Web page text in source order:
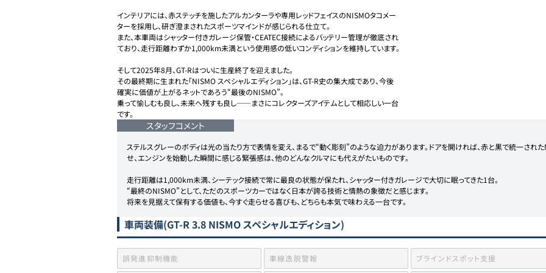
インテリアには、赤ステッチを施したアルカンターラや専用レッドフェイスのNISMOタコメー
ターを採用し、研ぎ澄まされたスポーツマインドが感じられる仕立て。
また、本車両はシャッター付きガレージ保管・CEATEC接続によるバッテリー管理が徹底され
ており、走行距離わずか1,000km未満という使用感の低いコンディションを維持しています。
そして2025年8月、GT-Rはついに生産終了を迎えました。
その最終期に生まれた「NISMO スペシャルエディション」は、GT-R史の集大成であり、今後
確実に価値が上がるネットであろう“最後のNISMO”。
乗って愉しむも良し、未来へ残すも良し——まさにコレクターズアイテムとして相応しい一台
です。
スタッフコメント
ステルスグレーのボディは光の当たり方で表情を変え、まるで“動く彫刻”のような迫力があります。ドアを開ければ、赤と黒で統一さ
せ、エンジンを始動した瞬間に感じる緊張感は、他のどんなクルマにも代えがたいものです。
走行距離は1,000km未満、シーテック接続で常に最良の状態が保たれ、シャッター付きガレージで大切に眠ってきた1台。
“最終のNISMO”として、ただのスポーツカーではなく日本が誇る技術と情熱の象徴だと感じます。
将来を見据えて保有する価値も、今すぐ走らせる喜びも、どちらも本気で味わえる一台です。
車両装備(GT-R 3.8 NISMO スペシャルエディション)
誤発進抑制機能 車線逸脱警報 ブラインドスポット支援